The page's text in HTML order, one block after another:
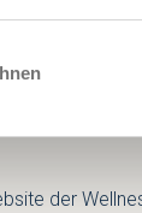
sind. Die
Amaretto
der